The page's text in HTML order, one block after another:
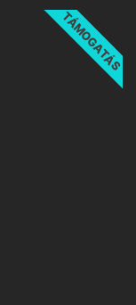
TÁMOGATÁS